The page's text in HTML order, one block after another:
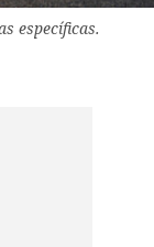
específicas.